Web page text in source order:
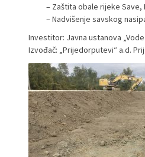
– Zaštita obale rijeke Save,
– Nadvišenje savskog
Investitor: Javna ustanova
Izvođač: „Prijedorputevi“ a.d.